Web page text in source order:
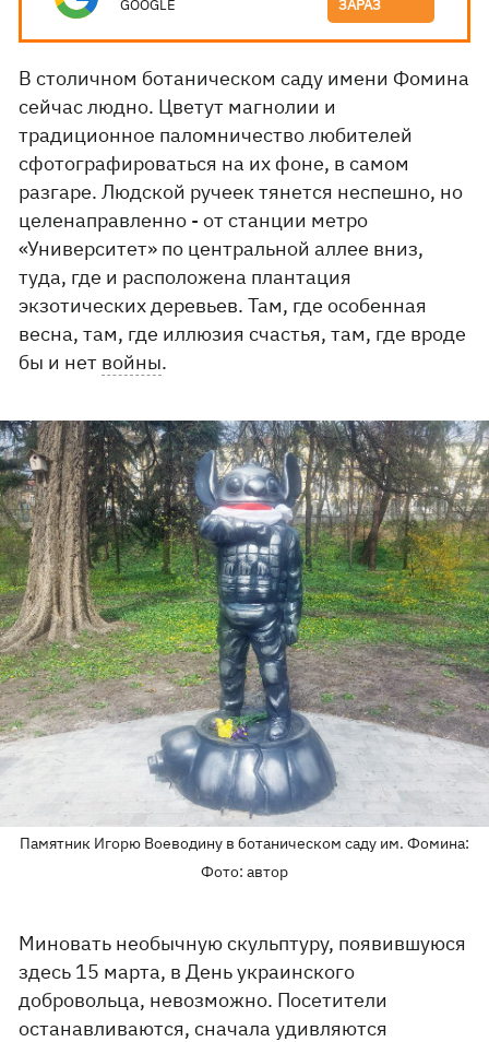
GOOGLE ЗАРАЗ
В столичном ботаническом саду имени Фомина
сейчас людно. Цветут магнолии и
традиционное паломничество любителей
сфотографироваться на их фоне, в самом
разгаре. Людской ручеек тянется неспешно, но
целенаправленно - от станции метро
«Университет» по центральной аллее вниз,
туда, где и расположена плантация
экзотических деревьев. Там, где особенная
весна, там, где иллюзия счастья, там, где вроде
бы и нет войны.
Памятник Игорю Воеводину в ботаническом саду им. Фомина:
Фото: автор
Миновать необычную скульптуру, появившуюся
здесь 15 марта, в День украинского
добровольца, невозможно. Посетители
останавливаются, сначала удивляются